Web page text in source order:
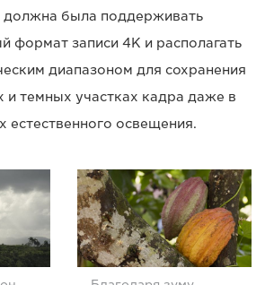
должна была поддерживать
формат записи 4K и располагать
диапазоном для сохранения
и темных участках кадра даже в
естественного освещения.